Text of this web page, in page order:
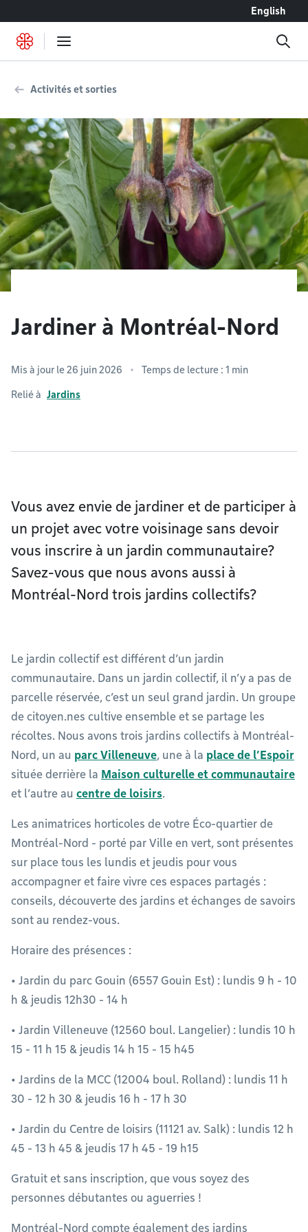
English
Activités et sorties
Jardiner à Montréal-Nord
Mis à jour le 26 juin 2026 Temps de lecture : 1 min
Relié à Jardins
Vous avez envie de jardiner et de participer à
un projet avec votre voisinage sans devoir
vous inscrire à un jardin communautaire?
Savez-vous que nous avons aussi à
Montréal-Nord trois jardins collectifs?
Le jardin collectif est différent d’un jardin
communautaire. Dans un jardin collectif, il n’y a pas de
parcelle réservée, c’est un seul grand jardin. Un groupe
de citoyen.nes cultive ensemble et se partage les
récoltes. Nous avons trois jardins collectifs à Montréal-
Nord, un au parc Villeneuve, une à la place de l’Espoir
située derrière la Maison culturelle et communautaire
et l’autre au centre de loisirs.
Les animatrices horticoles de votre Éco-quartier de
Montréal-Nord - porté par Ville en vert, sont présentes
sur place tous les lundis et jeudis pour vous
accompagner et faire vivre ces espaces partagés :
conseils, découverte des jardins et échanges de savoirs
sont au rendez-vous.
Horaire des présences :
• Jardin du parc Gouin (6557 Gouin Est) : lundis 9 h - 10
h & jeudis 12h30 - 14 h
• Jardin Villeneuve (12560 boul. Langelier) : lundis 10 h
15 - 11 h 15 & jeudis 14 h 15 - 15 h45
• Jardins de la MCC (12004 boul. Rolland) : lundis 11 h
30 - 12 h 30 & jeudis 16 h - 17 h 30
• Jardin du Centre de loisirs (11121 av. Salk) : lundis 12 h
45 - 13 h 45 & jeudis 17 h 45 - 19 h15
Gratuit et sans inscription, que vous soyez des
personnes débutantes ou aguerries !
Montréal-Nord compte également des jardins